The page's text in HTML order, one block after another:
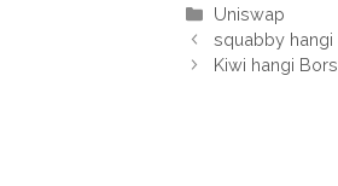
Kategoriler
Uniswap
squabby hangi
Kiwi hangi